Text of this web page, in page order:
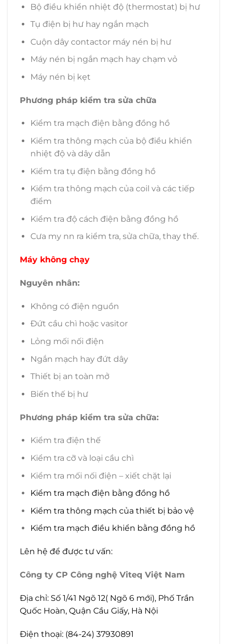
Bộ điều khiển nhiệt độ (thermostat) bị hư
Tụ điện bị hư hay ngắn mạch
Cuộn dây contactor máy nén bị hư
Máy nén bị ngắn mạch hay chạm vỏ
Máy nén bị kẹt
Phương pháp kiểm tra sửa chữa
Kiểm tra mạch điện bằng đồng hồ
Kiểm tra thông mạch của bộ điều khiển
nhiệt độ và dây dẫn
Kiểm tra tụ điện bằng đồng hồ
Kiểm tra thông mạch của coil và các tiếp
điểm
Kiểm tra độ cách điện bằng đồng hồ
Cưa my nn ra kiểm tra, sửa chữa, thay thế.
Máy không chạy
Nguyên nhân:
Không có điện nguồn
Đứt cầu chì hoặc vasitor
Lỏng mối nối điện
Ngắn mạch hay đứt dây
Thiết bị an toàn mở
Biến thế bị hư
Phương pháp kiểm tra sửa chữa:
Kiểm tra điện thế
Kiểm tra cỡ và loại cầu chì
Kiểm tra mối nối điện – xiết chặt lại
Kiểm tra mạch điện bằng đồng hồ
Kiểm tra thông mạch của thiết bị bảo vệ
Kiểm tra mạch điều khiển bằng đồng hồ
Lên hệ để được tư vấn:
Công ty CP Công nghệ Viteq Việt Nam
Địa chỉ: Số 1/41 Ngõ 12( Ngõ 6 mới), Phố Trần
Quốc Hoàn, Quận Cầu Giấy, Hà Nội
Điện thoại: (84-24) 37930891